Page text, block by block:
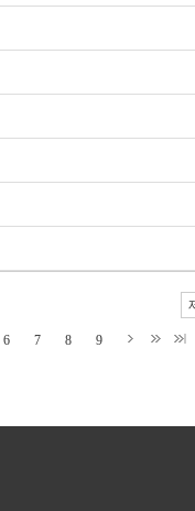
6 7 8 9